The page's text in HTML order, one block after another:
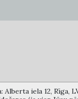
iela 12, Rīga,